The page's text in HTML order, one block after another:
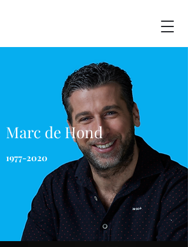
Marc de Hond
1977-2020